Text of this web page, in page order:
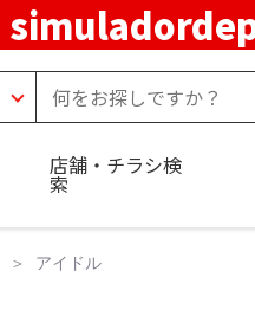
店舗・チラシ検
索
アイドル